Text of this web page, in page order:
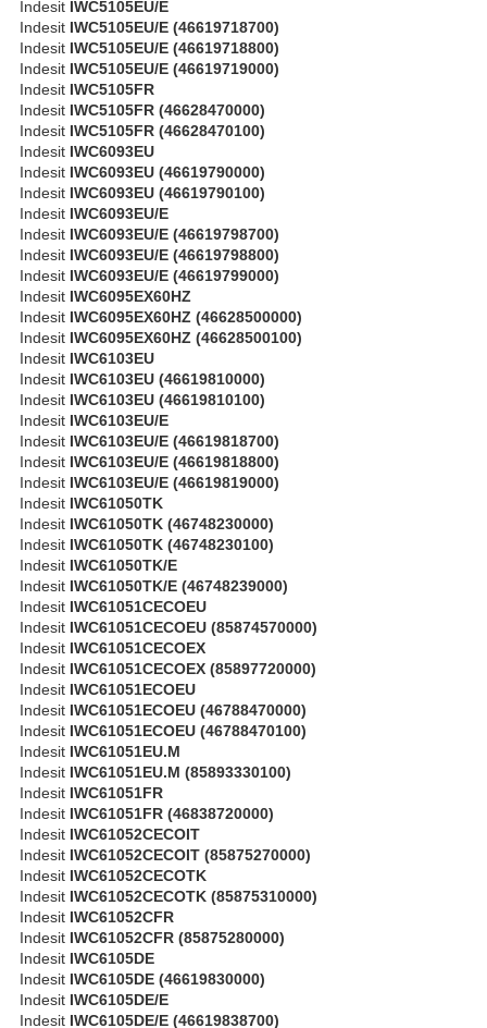
Indesit IWC5105EU/E
Indesit IWC5105EU/E (46619718700)
Indesit IWC5105EU/E (46619718800)
Indesit IWC5105EU/E (46619719000)
Indesit IWC5105FR
Indesit IWC5105FR (46628470000)
Indesit IWC5105FR (46628470100)
Indesit IWC6093EU
Indesit IWC6093EU (46619790000)
Indesit IWC6093EU (46619790100)
Indesit IWC6093EU/E
Indesit IWC6093EU/E (46619798700)
Indesit IWC6093EU/E (46619798800)
Indesit IWC6093EU/E (46619799000)
Indesit IWC6095EX60HZ
Indesit IWC6095EX60HZ (46628500000)
Indesit IWC6095EX60HZ (46628500100)
Indesit IWC6103EU
Indesit IWC6103EU (46619810000)
Indesit IWC6103EU (46619810100)
Indesit IWC6103EU/E
Indesit IWC6103EU/E (46619818700)
Indesit IWC6103EU/E (46619818800)
Indesit IWC6103EU/E (46619819000)
Indesit IWC61050TK
Indesit IWC61050TK (46748230000)
Indesit IWC61050TK (46748230100)
Indesit IWC61050TK/E
Indesit IWC61050TK/E (46748239000)
Indesit IWC61051CECOEU
Indesit IWC61051CECOEU (85874570000)
Indesit IWC61051CECOEX
Indesit IWC61051CECOEX (85897720000)
Indesit IWC61051ECOEU
Indesit IWC61051ECOEU (46788470000)
Indesit IWC61051ECOEU (46788470100)
Indesit IWC61051EU.M
Indesit IWC61051EU.M (85893330100)
Indesit IWC61051FR
Indesit IWC61051FR (46838720000)
Indesit IWC61052CECOIT
Indesit IWC61052CECOIT (85875270000)
Indesit IWC61052CECOTK
Indesit IWC61052CECOTK (85875310000)
Indesit IWC61052CFR
Indesit IWC61052CFR (85875280000)
Indesit IWC6105DE
Indesit IWC6105DE (46619830000)
Indesit IWC6105DE/E
Indesit IWC6105DE/E (46619838700)